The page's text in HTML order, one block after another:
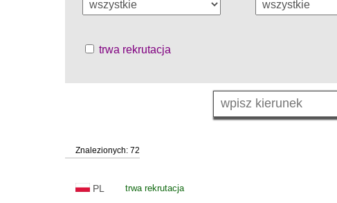
trwa rekrutacja
Znalezionych: 72
PL trwa rekrutacja